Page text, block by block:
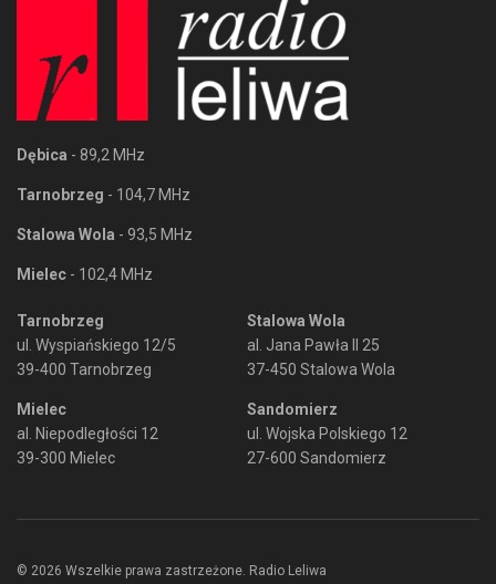
Dębica - 89,2 MHz
Tarnobrzeg - 104,7 MHz
Stalowa Wola - 93,5 MHz
Mielec - 102,4 MHz
Tarnobrzeg
ul. Wyspiańskiego 12/5
39-400 Tarnobrzeg
Mielec
al. Niepodległości 12
39-300 Mielec
Stalowa Wola
al. Jana Pawła II 25
37-450 Stalowa Wola
Sandomierz
ul. Wojska Polskiego 12
27-600 Sandomierz
© 2026 Wszelkie prawa zastrzeżone. Radio Leliwa